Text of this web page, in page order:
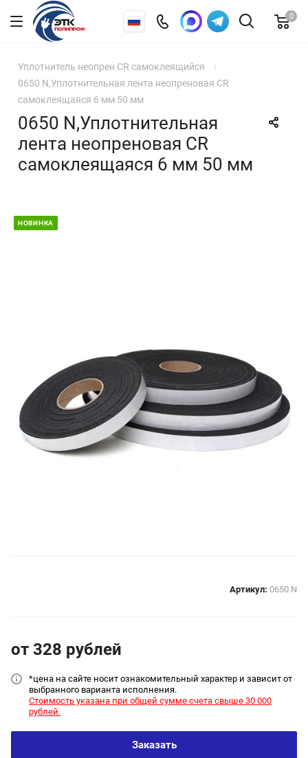
0
Уплотнитель неопрен CR самоклеящийся
0650 N,Уплотнительная лента неопреновая CR
самоклеящаяся 6 мм 50 мм
0650 N,Уплотнительная
лента неопреновая CR
самоклеящаяся 6 мм 50 мм
НОВИНКА
Артикул: 0650 N
от 328 рублей
*цена на сайте носит ознакомительный характер и зависит от
выбранного варианта исполнения.
Стоимость указана при общей сумме счета свыше 30 000
рублей.
Заказать